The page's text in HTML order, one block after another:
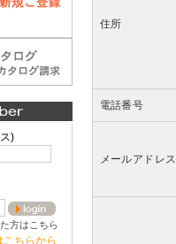
)
方はこちら
ちらから
住所
電話番号
メールアドレス